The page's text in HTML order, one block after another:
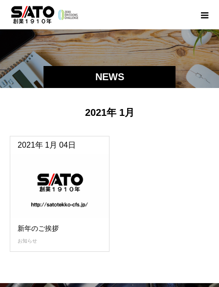
NEWS
2021年 1月
2021年 1月 04日
新年のご挨拶
お知らせ